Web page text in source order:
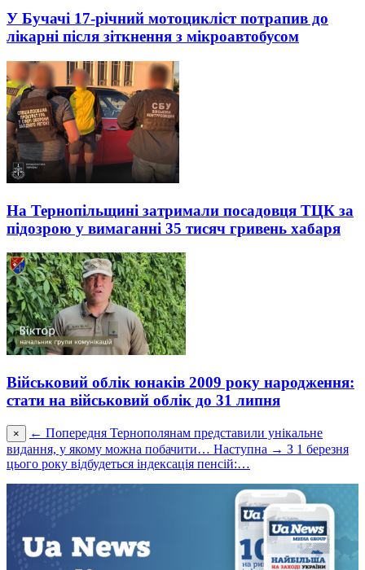
У Бучачі 17-річний мотоцикліст потрапив до
лікарні після зіткнення з мікроавтобусом
На Тернопільщині затримали посадовця ТЦК за
підозрою у вимаганні 35 тисяч гривень хабаря
Військовий облік юнаків 2009 року народження:
стати на військовий облік до 31 липня
× ← Попередня Тернополянам представили унікальне
видання, у якому можна побачити… Наступна → З 1 березня
цього року відбудеться індексація пенсій:…